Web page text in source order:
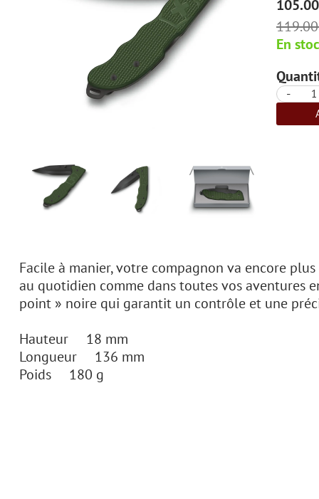
En
-
Facile à manier, votre compagnon va encore
au quotidien comme dans toutes vos aventures
point » noire qui garantit un contrôle et une
Hauteur 18 mm
Longueur 136 mm
Poids 180 g